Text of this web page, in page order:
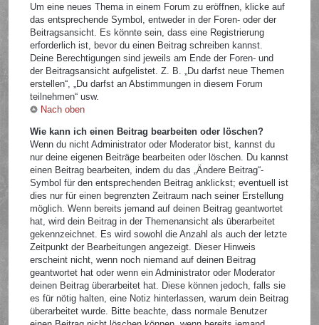
Um eine neues Thema in einem Forum zu eröffnen, klicke auf
das entsprechende Symbol, entweder in der Foren- oder der
Beitragsansicht. Es könnte sein, dass eine Registrierung
erforderlich ist, bevor du einen Beitrag schreiben kannst.
Deine Berechtigungen sind jeweils am Ende der Foren- und
der Beitragsansicht aufgelistet. Z. B. „Du darfst neue Themen
erstellen“, „Du darfst an Abstimmungen in diesem Forum
teilnehmen“ usw.
Nach oben
Wie kann ich einen Beitrag bearbeiten oder löschen?
Wenn du nicht Administrator oder Moderator bist, kannst du
nur deine eigenen Beiträge bearbeiten oder löschen. Du kannst
einen Beitrag bearbeiten, indem du das „Ändere Beitrag“-
Symbol für den entsprechenden Beitrag anklickst; eventuell ist
dies nur für einen begrenzten Zeitraum nach seiner Erstellung
möglich. Wenn bereits jemand auf deinen Beitrag geantwortet
hat, wird dein Beitrag in der Themenansicht als überarbeitet
gekennzeichnet. Es wird sowohl die Anzahl als auch der letzte
Zeitpunkt der Bearbeitungen angezeigt. Dieser Hinweis
erscheint nicht, wenn noch niemand auf deinen Beitrag
geantwortet hat oder wenn ein Administrator oder Moderator
deinen Beitrag überarbeitet hat. Diese können jedoch, falls sie
es für nötig halten, eine Notiz hinterlassen, warum dein Beitrag
überarbeitet wurde. Bitte beachte, dass normale Benutzer